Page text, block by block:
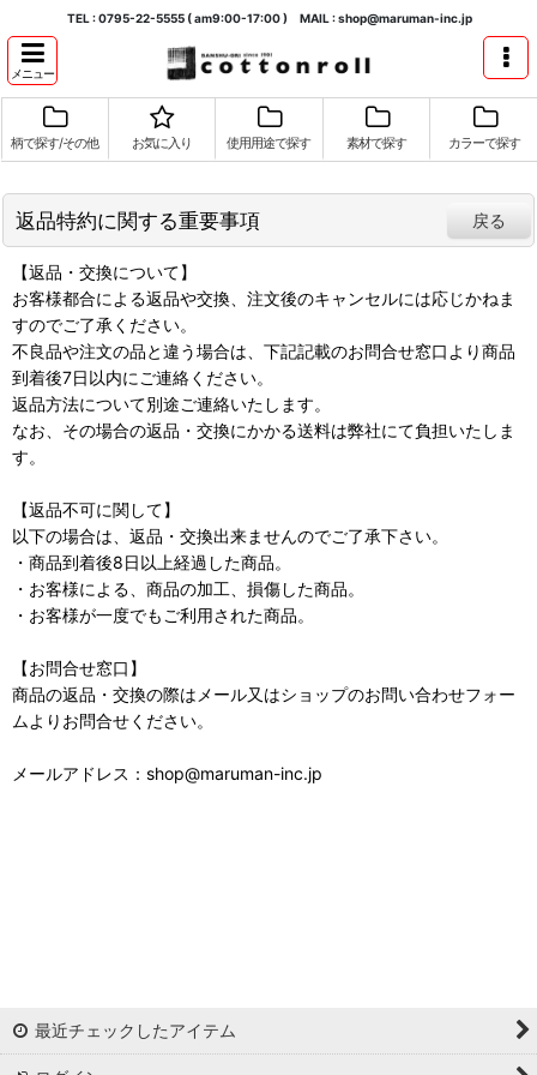
TEL : 0795-22-5555 ( am9:00-17:00 ) MAIL : shop@maruman-inc.jp
メニュー
柄で探す/その他 お気に入り 使用用途で探す 素材で探す カラーで探す
返品特約に関する重要事項 戻る
【返品・交換について】
お客様都合による返品や交換、注文後のキャンセルには応じかねま
すのでご了承ください。
不良品や注文の品と違う場合は、下記記載のお問合せ窓口より商品
到着後7日以内にご連絡ください。
返品方法について別途ご連絡いたします。
なお、その場合の返品・交換にかかる送料は弊社にて負担いたしま
す。
【返品不可に関して】
以下の場合は、返品・交換出来ませんのでご了承下さい。
・商品到着後8日以上経過した商品。
・お客様による、商品の加工、損傷した商品。
・お客様が一度でもご利用された商品。
【お問合せ窓口】
商品の返品・交換の際はメール又はショップのお問い合わせフォー
ムよりお問合せください。
メールアドレス：shop@maruman-inc.jp
最近チェックしたアイテム